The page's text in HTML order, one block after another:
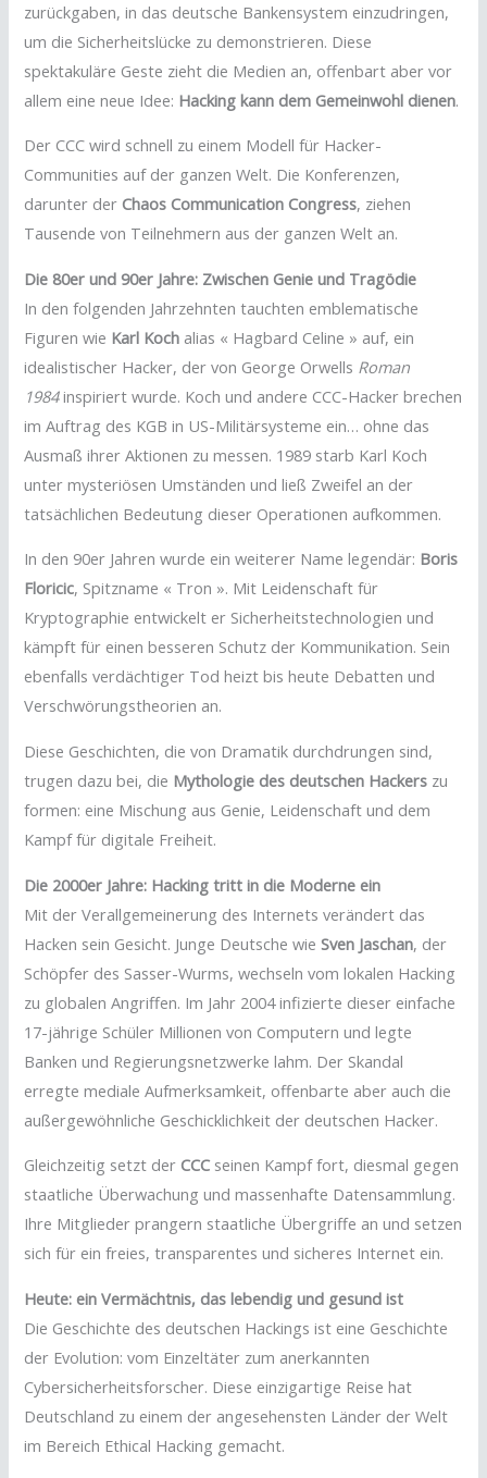
zurückgaben, in das deutsche Bankensystem einzudringen,
um die Sicherheitslücke zu demonstrieren. Diese
spektakuläre Geste zieht die Medien an, offenbart aber vor
allem eine neue Idee: Hacking kann dem Gemeinwohl dienen.
Der CCC wird schnell zu einem Modell für Hacker-
Communities auf der ganzen Welt. Die Konferenzen,
darunter der Chaos Communication Congress, ziehen
Tausende von Teilnehmern aus der ganzen Welt an.
Die 80er und 90er Jahre: Zwischen Genie und Tragödie
In den folgenden Jahrzehnten tauchten emblematische
Figuren wie Karl Koch alias « Hagbard Celine » auf, ein
idealistischer Hacker, der von George Orwells Roman
1984inspiriert wurde. Koch und andere CCC-Hacker brechen
im Auftrag des KGB in US-Militärsysteme ein… ohne das
Ausmaß ihrer Aktionen zu messen. 1989 starb Karl Koch
unter mysteriösen Umständen und ließ Zweifel an der
tatsächlichen Bedeutung dieser Operationen aufkommen.
In den 90er Jahren wurde ein weiterer Name legendär: Boris
Floricic, Spitzname « Tron ». Mit Leidenschaft für
Kryptographie entwickelt er Sicherheitstechnologien und
kämpft für einen besseren Schutz der Kommunikation. Sein
ebenfalls verdächtiger Tod heizt bis heute Debatten und
Verschwörungstheorien an.
Diese Geschichten, die von Dramatik durchdrungen sind,
trugen dazu bei, die Mythologie des deutschen Hackers zu
formen: eine Mischung aus Genie, Leidenschaft und dem
Kampf für digitale Freiheit.
Die 2000er Jahre: Hacking tritt in die Moderne ein
Mit der Verallgemeinerung des Internets verändert das
Hacken sein Gesicht. Junge Deutsche wieSven Jaschan, der
Schöpfer des Sasser-Wurms, wechseln vom lokalen Hacking
zu globalen Angriffen. Im Jahr 2004 infizierte dieser einfache
17-jährige Schüler Millionen von Computern und legte
Banken und Regierungsnetzwerke lahm. Der Skandal
erregte mediale Aufmerksamkeit, offenbarte aber auch die
außergewöhnliche Geschicklichkeit der deutschen Hacker.
Gleichzeitig setzt der CCC seinen Kampf fort, diesmal gegen
staatliche Überwachung und massenhafte Datensammlung.
Ihre Mitglieder prangern staatliche Übergriffe an und setzen
sich für ein freies, transparentes und sicheres Internet ein.
Heute: ein Vermächtnis, das lebendig und gesund ist
Die Geschichte des deutschen Hackings ist eine Geschichte
der Evolution: vom Einzeltäter zum anerkannten
Cybersicherheitsforscher. Diese einzigartige Reise hat
Deutschland zu einem der angesehensten Länder der Welt
im Bereich Ethical Hacking gemacht.